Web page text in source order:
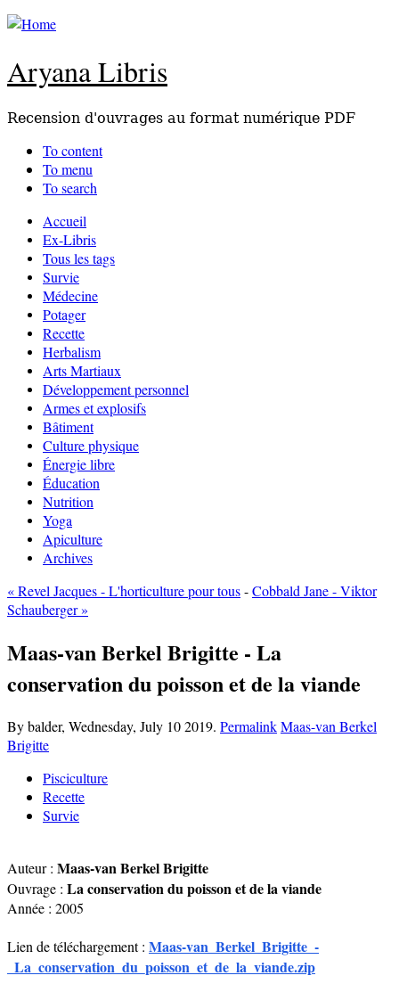
Aryana Libris
Recension d'ouvrages au format numérique PDF
To content
To menu
To search
Accueil
Ex-Libris
Tous les tags
Survie
Médecine
Potager
Recette
Herbalism
Arts Martiaux
Développement personnel
Armes et explosifs
Bâtiment
Culture physique
Énergie libre
Éducation
Nutrition
Yoga
Apiculture
Archives
« Revel Jacques - L'horticulture pour tous-Cobbald Jane - Viktor
Schauberger »
Maas-van Berkel Brigitte - La
conservation du poisson et de la viande
By balder, Wednesday, July 10 2019. PermalinkMaas-van Berkel
Brigitte
Pisciculture
Recette
Survie
Auteur : Maas-van Berkel Brigitte
Ouvrage : La conservation du poisson et de la viande
Année : 2005
Lien de téléchargement : Maas-van_Berkel_Brigitte_-
_La_conservation_du_poisson_et_de_la_viande.zip